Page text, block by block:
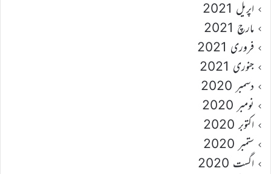
اپریل 2021
مارچ 2021
فروری 2021
جنوری 2021
دسمبر 2020
نومبر 2020
اکتوبر 2020
ستمبر 2020
اگست 2020